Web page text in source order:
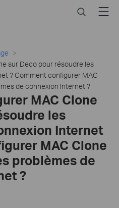
SearchMenu
sur Deco pour résoudre les
? Comment configurer MAC
de connexion Internet ?
MAC Clone
les
Internet
MAC Clone
problèmes de
?